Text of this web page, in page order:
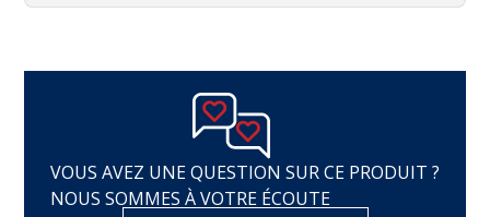
VOUS AVEZ UNE QUESTION SUR CE PRODUIT ?
NOUS SOMMES À VOTRE ÉCOUTE